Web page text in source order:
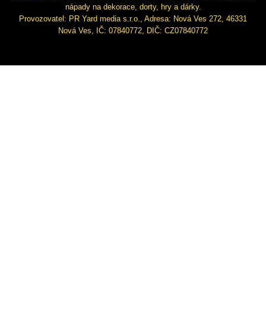
nápady na dekorace, dorty, hry a dárky.
Provozovatel: PR Yard media s.r.o., Adresa: Nová Ves 272, 46331
Nová Ves, IČ: 07840772, DIČ: CZ07840772